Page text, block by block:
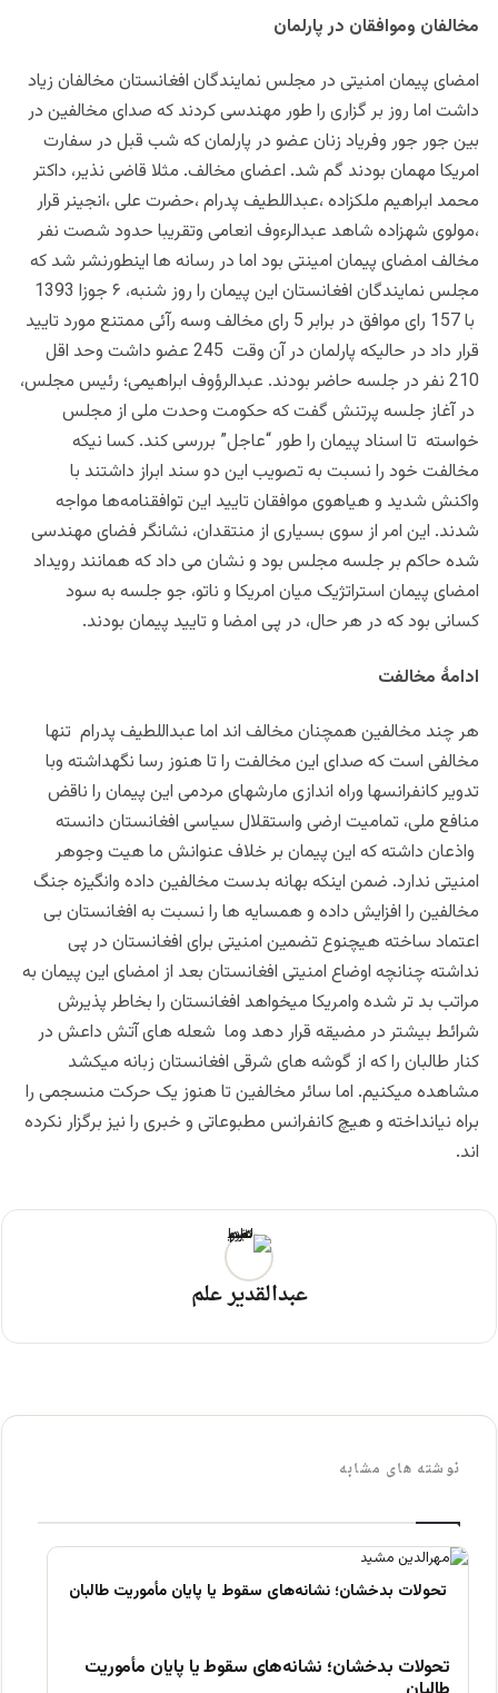
مخالفان وموافقان در پارلمان
امضای پیمان امنیتی در مجلس نمایندگان افغانستان مخالفان زیاد
داشت اما روز بر گزاری را طور مهندسی کردند که صدای مخالفین در
بین جور جور وفریاد زنان عضو در پارلمان که شب قبل در سفارت
امریکا مهمان بودند گم شد. اعضای مخالف. مثلا قاضی نذیر، داکتر
محمد ابراهیم ملکزاده ،عبداللطیف پدرام ،حضرت علی ،انجینر قرار
،مولوی شهزاده شاهد عبدالرءوف انعامی وتقریبا حدود شصت نفر
مخالف امضای پیمان امینتی بود اما در رسانه ها اینطورنشر شد که
مجلس نمایندگان افغانستان این پیمان را روز شنبه، ۶ جوزا 1393
با 157 رای موافق در برابر 5 رای مخالف وسه رآئی ممتنع مورد تایید
قرار داد در حالیکه پارلمان در آن وقت 245 عضو داشت وحد اقل
210 نفر در جلسه حاضر بودند. عبدالرؤوف ابراهیمی؛ رئیس مجلس،
در آغاز جلسه پرتنش گفت که حکومت وحدت ملی از مجلس
خواسته تا اسناد پیمان را طور “عاجل” بررسی کند. کسا نیکه
مخالفت خود را نسبت به تصویب این دو سند ابراز داشتند با
واکنش شدید و هیاهوی موافقان تایید این توافقنامه‌ها مواجه
شدند. این امر از سوی بسیاری از منتقدان، نشانگر فضای مهندسی
شده حاکم بر جلسه مجلس بود و نشان می داد که همانند رویداد
امضای پیمان استراتژیک میان امریکا و ناتو، جو جلسه به سود
کسانی بود که در هر حال، در پی امضا و تایید پیمان بودند.
ادامۀ مخالفت
هر چند مخالفین همچنان مخالف اند اما عبداللطیف پدرام تنها
مخالفی است که صدای این مخالفت را تا هنوز رسا نگهداشته وبا
تدویر کانفرانسها وراه اندازی مارشهای مردمی این پیمان را ناقض
منافع ملی، تمامیت ارضی واستقلال سیاسی افغانستان دانسته
واذعان داشته که این پیمان بر خلاف عنوانش ما هیت وجوهر
امنیتی ندارد. ضمن اینکه بهانه بدست مخالفین داده وانگیزه جنگ
مخالفین را افزایش داده و همسایه ها را نسبت به افغانستان بی
اعتماد ساخته هیچنوع تضمین امنیتی برای افغانستان در پی
نداشته چنانچه اوضاع امنیتی افغانستان بعد از امضای این پیمان به
مراتب بد تر شده وامریکا میخواهد افغانستان را بخاطر پذیرش
شرائط بیشتر در مضیقه قرار دهد وما شعله های آتش داعش در
کنار طالبان را که از گوشه های شرقی افغانستان زبانه میکشد
مشاهده میکنیم. اما سائر مخالفین تا هنوز یک حرکت منسجمی را
براه نیانداخته و هیچ کانفرانس مطبوعاتی و خبری را نیز برگزار نکرده
اند.
عبدالقدیر علم
نوشته های مشابه
تحولات بدخشان؛ نشانه‌های سقوط یا پایان مأموریت